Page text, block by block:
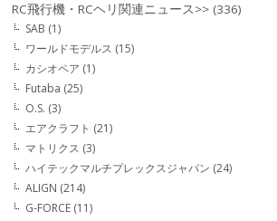
RC飛行機・RCヘリ関連ニュース>> (336)
SAB (1)
ワールドモデルス (15)
カシオペア (1)
Futaba (25)
O.S. (3)
エアクラフト (21)
マトリクス (3)
ハイテックマルチプレックスジャパン (24)
ALIGN (214)
G-FORCE (11)